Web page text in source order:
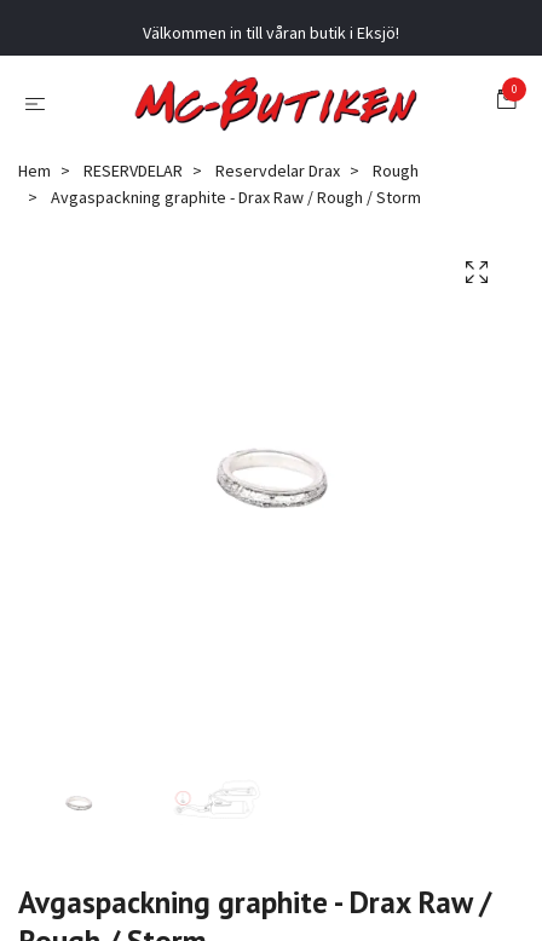
Välkommen in till våran butik i Eksjö!
0
Hem RESERVDELAR Reservdelar Drax
Rough
Avgaspackning graphite - Drax Raw / Rough / Storm
Avgaspackning graphite - Drax Raw /